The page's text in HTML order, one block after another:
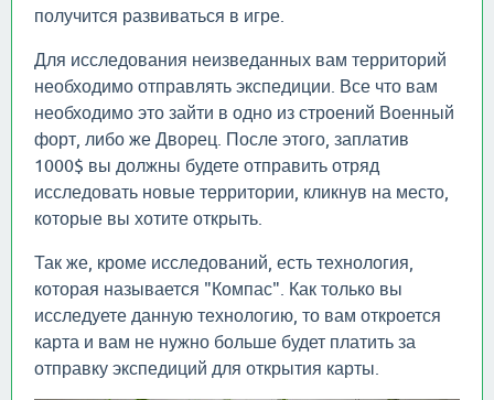
получится развиваться в игре.
Для исследования неизведанных вам территорий
необходимо отправлять экспедиции. Все что вам
необходимо это зайти в одно из строений Военный
форт, либо же Дворец. После этого, заплатив
1000$ вы должны будете отправить отряд
исследовать новые территории, кликнув на место,
которые вы хотите открыть.
Так же, кроме исследований, есть технология,
которая называется "Компас". Как только вы
исследуете данную технологию, то вам откроется
карта и вам не нужно больше будет платить за
отправку экспедиций для открытия карты.